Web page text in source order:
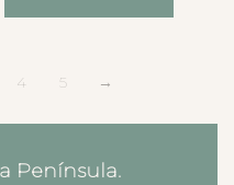
4 5 →
la Península.